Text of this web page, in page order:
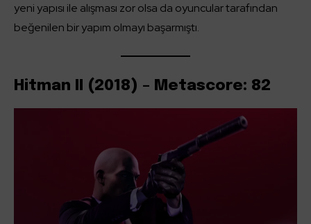
yeni yapısı ile alışması zor olsa da oyuncular tarafından
beğenilen bir yapım olmayı başarmıştı.
Hitman II (2018) – Metascore: 82